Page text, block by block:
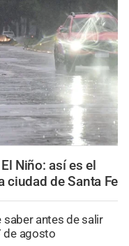
Niño: así es el
de Santa Fe
saber antes de salir
de agosto